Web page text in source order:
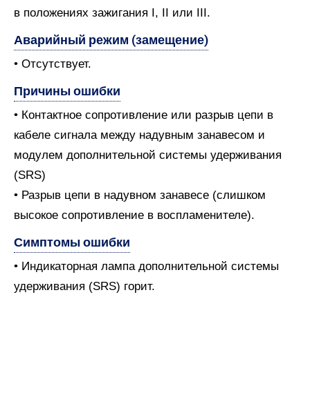
в положениях зажигания I, II или III.
Аварийный режим (замещение)
• Отсутствует.
Причины ошибки
• Контактное сопротивление или разрыв цепи в
кабеле сигнала между надувным занавесом и
модулем дополнительной системы удерживания
(SRS)
• Разрыв цепи в надувном занавесе (слишком
высокое сопротивление в воспламенителе).
Симптомы ошибки
• Индикаторная лампа дополнительной системы
удерживания (SRS) горит.